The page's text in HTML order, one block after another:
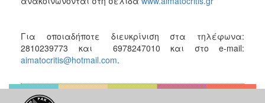
Για οποιαδήποτε διευκρίνιση στα τηλέφωνα:
2810239773 και 6978247010 και στο e-mail:
aimatocritis@hotmail.com.